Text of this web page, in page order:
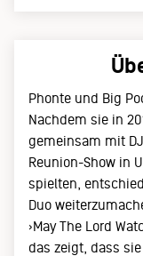
Phonte und Big
Nachdem sie in
gemeinsam mit
Reunion-Show in
spielten,
Duo
›May The Lord
das zeigt, dass